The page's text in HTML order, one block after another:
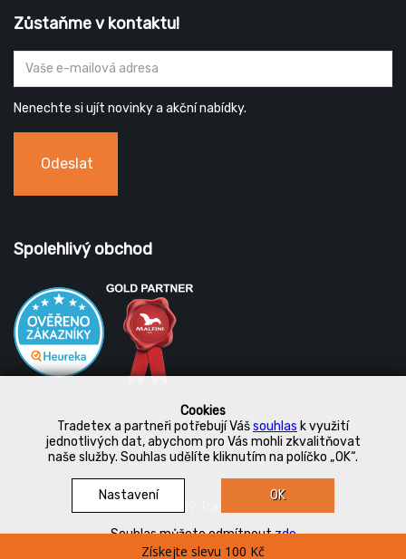
Cookies
Tradetex a partneři potřebují Vášsouhlas k využití
jednotlivých dat, abychom pro Vás mohli zkvalitňovat
naše služby. Souhlas udělíte kliknutím na políčko „OK“.
Nastavení OK
Souhlas můžete odmítnoutzde
Zůstaňme v kontaktu!
Nenechte si ujít novinky a akční nabídky.
Odeslat
Spolehlivý obchod
Získejte slevu 100 Kč